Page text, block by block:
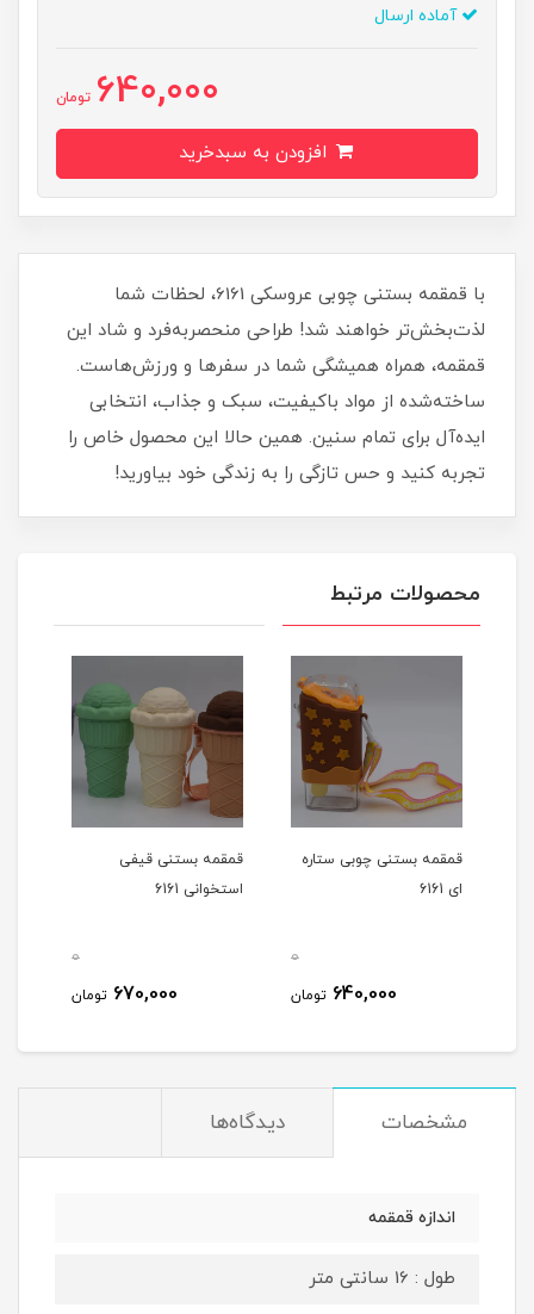
آماده ارسال
640,000 تومان
با قمقمه بستنی چوبی عروسکی 6161، لحظات شما
لذت‌بخش‌تر خواهند شد! طراحی منحصربه‌فرد و شاد این
قمقمه، همراه همیشگی شما در سفرها و ورزش‌هاست.
ساخته‌شده از مواد باکیفیت، سبک و جذاب، انتخابی
ایده‌آل برای تمام سنین. همین حالا این محصول خاص را
تجربه کنید و حس تازگی را به زندگی خود بیاورید!
محصولات مرتبط
قمقمه بستنی چوبی ستاره
ای 6161
0
640,000 تومان
قمقمه بستنی قیفی
استخوانی 6161
0
670,000 تومان
مشخصات دیدگاه‌ها
اندازه قمقمه
طول : 16 سانتی متر